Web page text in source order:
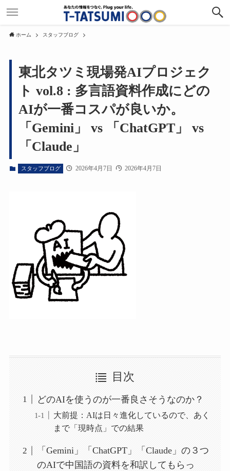
ホーム スタッフブログ
東北タツミ現場発AIプロジェク
ト vol.8 : 多言語資料作成にどの
AIが一番コスパが良いか。
「Gemini」 vs 「ChatGPT」 vs
「Claude」
スタッフブログ 2026年4月7日 2026年4月7日
目次
どのAIを使うのが一番良さそうなのか？
大前提：AIは日々進化しているので、あく
まで「現時点」での結果
「Gemini」「ChatGPT」「Claude」の３つ
のAIで中国語の資料を和訳してもらっ